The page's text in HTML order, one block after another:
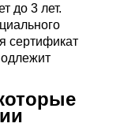
до 3 лет.
сертификат